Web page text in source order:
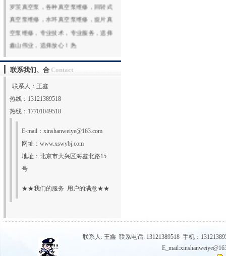
联系我们、合 Contact
联系人：王鑫
热线：13121389518
热线：17701049518
E-mail： xinshanweiye@163.com
网址： www.xswybj.com
地址：北京市大兴区海鑫北路15
号
★★我们的服务 用户的满意★★
联系人: 王鑫 联系电话: 13121389518 手机：